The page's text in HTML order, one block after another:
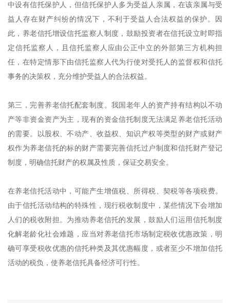
中设有信托保护人，但信托保护人多为受益人亲属，在该亲属与受
益人存在财产纠纷的情况下，不利于受益人合法权益的保护。因
此，养老信托增设信托监察人制度，鼓励投资者在信托设立时即指
定信托监察人，且信托监察人应由公正中立的外部第三方机构担
任，在特定情形下由信托监察人代为行使对受托人的监督权和信托
事务的决策权，充分维护受益人的合法权益。
第三，完善养老信托配套制度。我国老年人的资产持有结构以不动
产等非资金资产为主，现有的资金信托制度无法满足养老信托活动
的需要。以股权、不动产、收益权、知识产权等类型的财产或财产
权作为养老信托的标的财产需要完善信托过户制度和信托财产登记
制度，明确信托财产的权属及性质，保证交易安全。
在养老信托活动中，可能产生增值税、所得税、契税等各项税费。
由于信托活动结构的特殊性，现行税收制度中，某些情况下会增加
人们的税收附担。为推动养老信托的发展，鼓励人们运用信托制度
化解老龄化社会难题，应当对养老信托市场制定税收优惠政策，明
确可享受税收优惠的信托种类及其优惠幅度，或者至少不增加信托
活动的税负，使养老信托具备经济可行性。